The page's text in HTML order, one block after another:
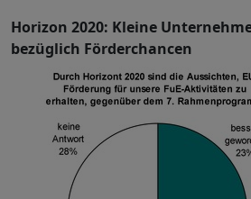
Horizon 2020: Kleine
bezüglich Förderchancen